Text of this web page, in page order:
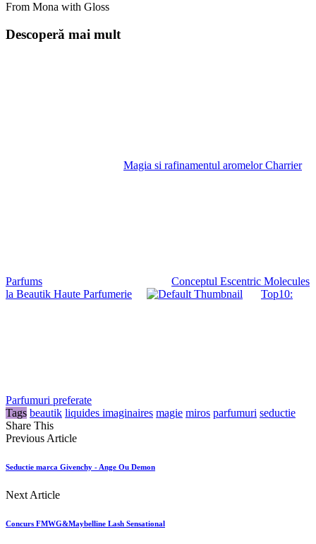
From Mona with Gloss
Descoperă mai mult
Magia si rafinamentul aromelor Charrier
Parfums
Conceptul Escentric Molecules
la Beautik Haute Parfumerie
Top10:
Parfumuri preferate
Tags beautik liquides imaginaires magie miros parfumuri seductie
Share This
Previous Article
Seductie marca Givenchy - Ange Ou Demon
Next Article
Concurs FMWG&Maybelline Lash Sensational